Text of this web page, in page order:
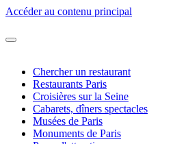
Accéder au contenu principal
Chercher un restaurant
Restaurants Paris
Croisières sur la Seine
Cabarets, dîners spectacles
Musées de Paris
Monuments de Paris